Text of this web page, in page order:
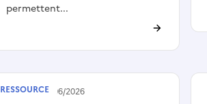
permettent...
Publié le30/06/2026
RESSOURCE